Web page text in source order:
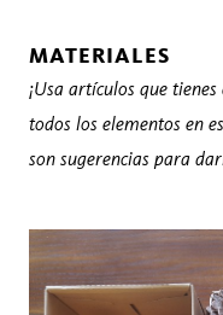
MATERIALES
¡Usa artículos que
todos los elementos en
son sugerencias para